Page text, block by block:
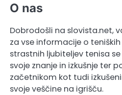
O nas
Dobrodošli na slovista.net,
za vse informacije o
strastnih ljubiteljev tenisa
svoje znanje in izkušnje ter
začetnikom kot tudi
svoje veščine na igrišču.